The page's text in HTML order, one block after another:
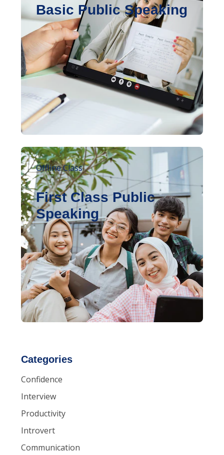
Categories
Confidence
Interview
Productivity
Introvert
Communication
Basic Public Speaking
Offline Class
First Class Public
Speaking